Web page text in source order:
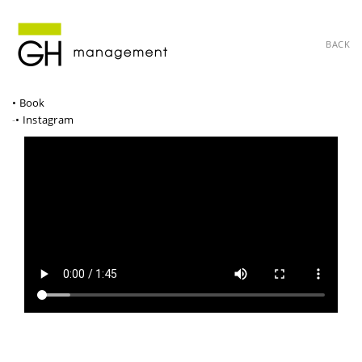
BACK
• Book
-• Instagram